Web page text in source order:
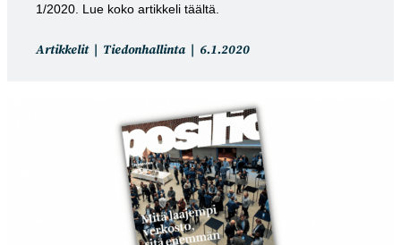
1/2020. Lue koko artikkeli täältä.
Artikkelin
Artikkelit Tiedonhallinta
Artikkeli
6.1.2020